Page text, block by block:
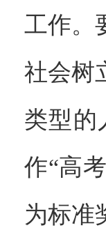
工作。
社会树
类型的
作“高
为标准